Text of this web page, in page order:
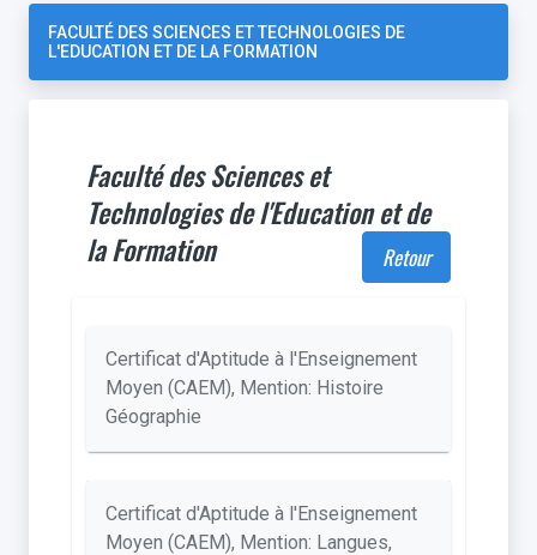
FACULTÉ DES SCIENCES ET TECHNOLOGIES DE
L'EDUCATION ET DE LA FORMATION
Faculté des Sciences et
Technologies de l'Education et de
la Formation
Retour
Certificat d'Aptitude à l'Enseignement
Moyen (CAEM), Mention: Histoire
Géographie
Certificat d'Aptitude à l'Enseignement
Moyen (CAEM), Mention: Langues,